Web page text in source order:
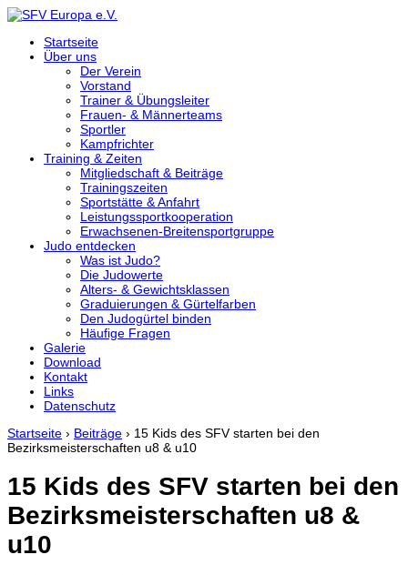
Startseite
Über uns
Der Verein
Vorstand
Trainer & Übungsleiter
Frauen- & Männerteams
Sportler
Kampfrichter
Training & Zeiten
Mitgliedschaft & Beiträge
Trainingszeiten
Sportstätte & Anfahrt
Leistungssportkooperation
Erwachsenen-Breitensportgruppe
Judo entdecken
Was ist Judo?
Die Judowerte
Alters- & Gewichtsklassen
Graduierungen & Gürtelfarben
Den Judogürtel binden
Häufige Fragen
Galerie
Download
Kontakt
Links
Datenschutz
Startseite › Beiträge › 15 Kids des SFV starten bei den
Bezirksmeisterschaften u8 & u10
15 Kids des SFV starten bei den
Bezirksmeisterschaften u8 &
u10